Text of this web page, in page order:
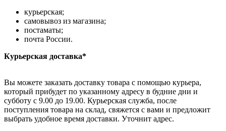
курьерская;
самовывоз из магазина;
постаматы;
почта России.
Курьерская доставка*
Вы можете заказать доставку товара с помощью курьера,
который прибудет по указанному адресу в будние дни и
субботу с 9.00 до 19.00. Курьерская служба, после
поступления товара на склад, свяжется с вами и предложит
выбрать удобное время доставки. Уточнит адрес.